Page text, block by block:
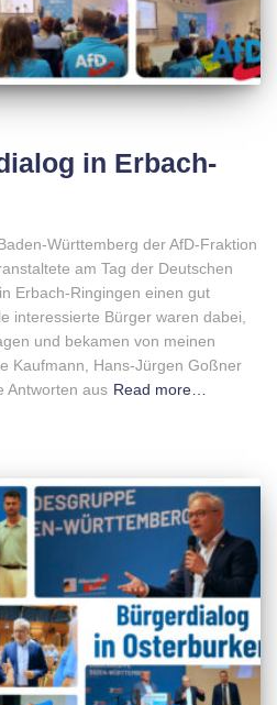
in Erbach-
Württemberg der AfD-Fraktion
am Tag der Deutschen
Erbach-Ringingen einen gut
interessierte Bürger waren dabei,
und bekamen von meinen
Kaufmann, Hans-Jürgen Goßner
Antworten aus Read more…